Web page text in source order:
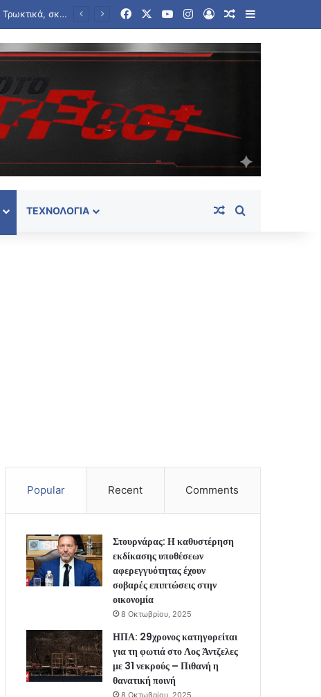
Θρίλερ σε γραφείο τελετών στο Σικάγο: Βρέθηκαν σε αποσύνθεση 56 σοροί – Τρωκτικά, σκουλήκια στο χώρο FacebookYouTubeInstagram
Log InRandom Article
Sidebar
ΤΕΧΝΟΛΟΓΊΑ Random Article
Popular Recent Comments
Στουρνάρας: Η καθυστέρηση
εκδίκασης υποθέσεων
αφερεγγυότητας έχουν
σοβαρές επιπτώσεις στην
οικονομία
8 Οκτωβρίου, 2025
ΗΠΑ: 29χρονος κατηγορείται
για τη φωτιά στο Λος Άντζελες
με 31 νεκρούς – Πιθανή η
θανατική ποινή
8 Οκτωβρίου, 2025